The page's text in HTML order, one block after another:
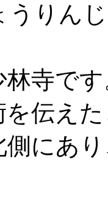
うりん
林寺で
伝え
側にあ